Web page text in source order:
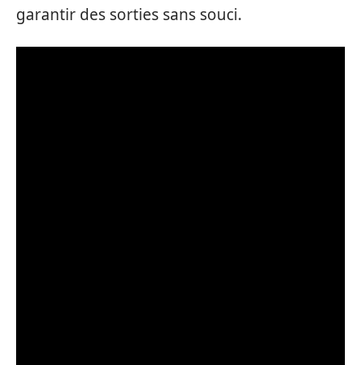
garantir des sorties sans souci.